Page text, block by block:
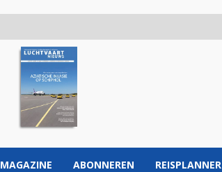
MAGAZINE ABONNEREN REISPLANNER